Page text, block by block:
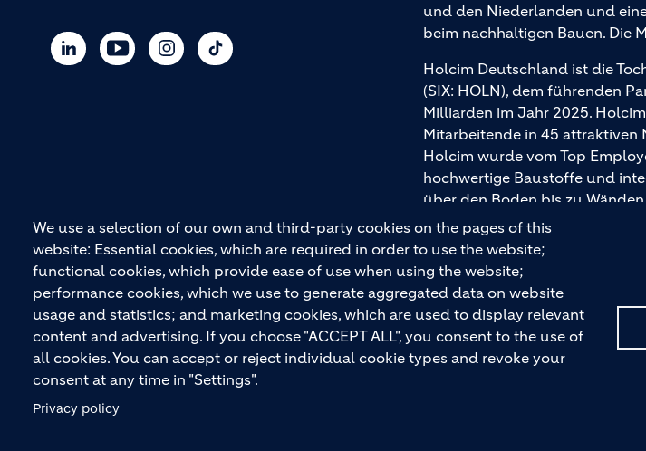
We use a selection of our own and third-party cookies on the pages of this
website: Essential cookies, which are required in order to use the website;
functional cookies, which provide ease of use when using the website;
performance cookies, which we use to generate aggregated data on website
usage and statistics; and marketing cookies, which are used to display relevant
content and advertising. If you choose "ACCEPT ALL", you consent to the use of
all cookies. You can accept or reject individual cookie types and revoke your
consent at any time in "Settings".
Privacy policy
und den Niederlanden und
beim nachhaltigen Bauen. Die
Holcim Deutschland ist die
(SIX: HOLN), dem führenden
Milliarden im Jahr 2025.
Mitarbeitende in 45 attraktiven
Holcim wurde vom Top
hochwertige Baustoffe und
über den Boden bis zu
und Ytong.
Footer bottom
© HOLCIM 2026